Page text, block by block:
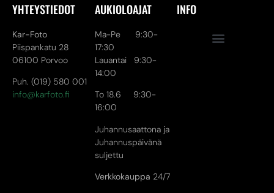
YHTEYSTIEDOT
Kar-Foto
Piispankatu 28
06100 Porvoo
Puh. (019) 580 001
info@karfoto.fi
AUKIOLOAJAT
Ma-Pe 9:30-
17:30
Lauantai 9:30-
14:00
To 18.6 9:30-
16:00
Juhannusaattona ja
Juhannuspäivänä
suljettu
Verkkokauppa 24/7
INFO